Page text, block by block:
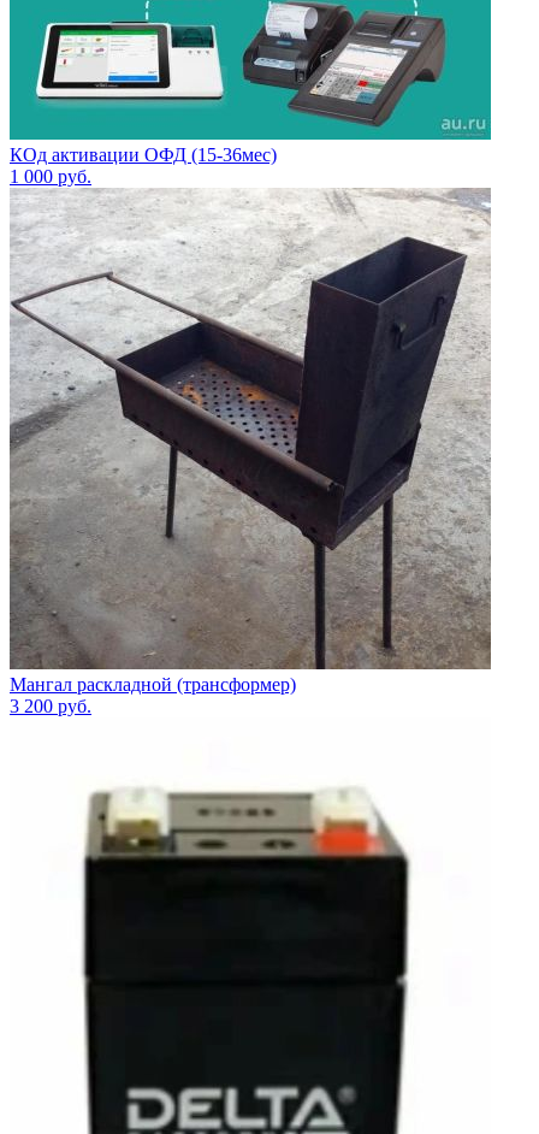
КОд активации ОФД (15-36мес)
1 000 руб.
Мангал раскладной (трансформер)
3 200 руб.